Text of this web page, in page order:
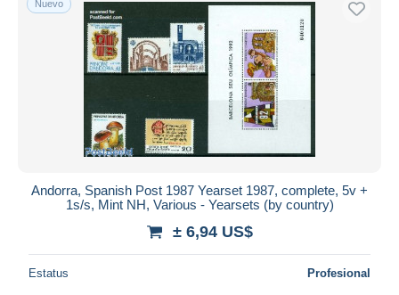
Nuevo
Andorra, Spanish Post 1987 Yearset 1987, complete, 5v +
1s/s, Mint NH, Various - Yearsets (by country)
± 6,94 US$
Estatus Profesional